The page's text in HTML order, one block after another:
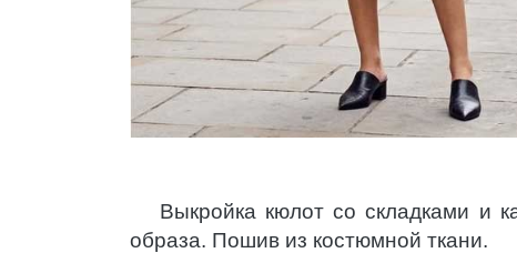
Выкройка кюлот со складками и
образа. Пошив из костюмной ткани.